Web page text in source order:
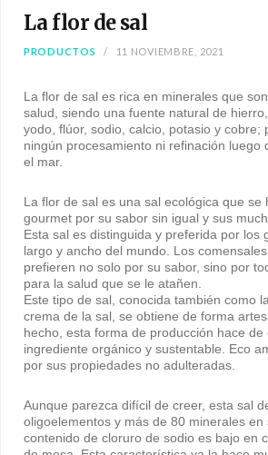
La flor de sal
PRODUCTOS 11 NOVIEMBRE, 2021
La flor de sal es rica en minerales que
salud, siendo una fuente natural de
yodo, flúor, sodio, calcio, potasio y cobre;
ningún procesamiento ni refinación luego
el mar.
La flor de sal es una sal ecológica que se
gourmet por su sabor sin igual y sus
Esta sal es distinguida y preferida por los
largo y ancho del mundo. Los
prefieren no solo por su sabor, sino por
para la salud que se le atañen.
Este tipo de sal, conocida también como
crema de la sal, se obtiene de forma
hecho, esta forma de producción hace de
ingrediente orgánico y sustentable. Eco
por sus propiedades no adulteradas.
Aunque parezca difícil de creer, esta sal
oligoelementos y más de 80 minerales en
contenido de cloruro de sodio es bajo en